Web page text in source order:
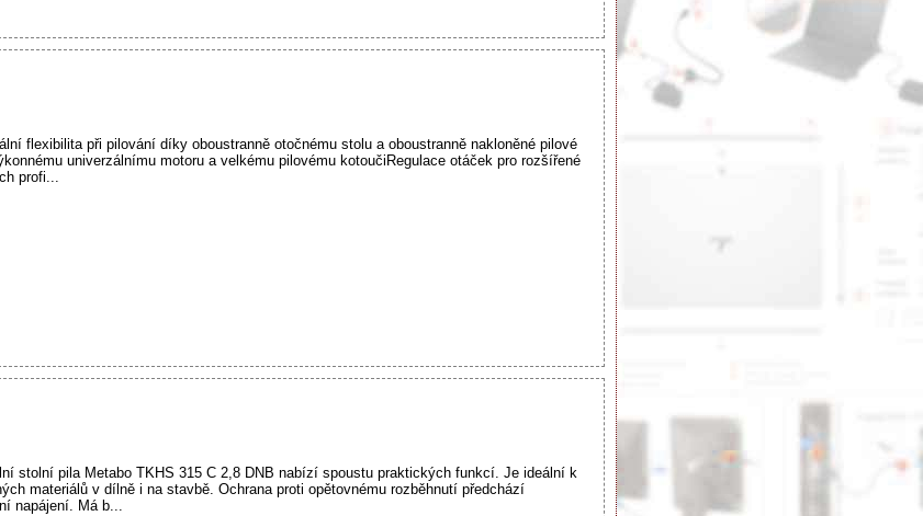
flexibilita při pilování díky oboustranně otočnému stolu a oboustranně nakloněné pilové
univerzálnímu motoru a velkému pilovému kotoučiRegulace otáček pro rozšířené
profi...
stolní pila Metabo TKHS 315 C 2,8 DNB nabízí spoustu praktických funkcí. Je ideální k
materiálů v dílně i na stavbě. Ochrana proti opětovnému rozběhnutí předchází
napájení. Má b...